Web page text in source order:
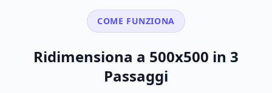
COME FUNZIONA
Ridimensiona a 500x500 in 3
Passaggi